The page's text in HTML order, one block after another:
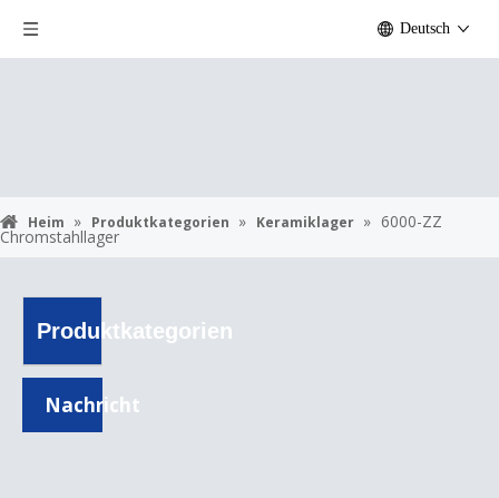
Deutsch
Heim » Produktkategorien » Keramiklager » 6000-ZZ
Chromstahllager
Produktkategorien
Nachricht